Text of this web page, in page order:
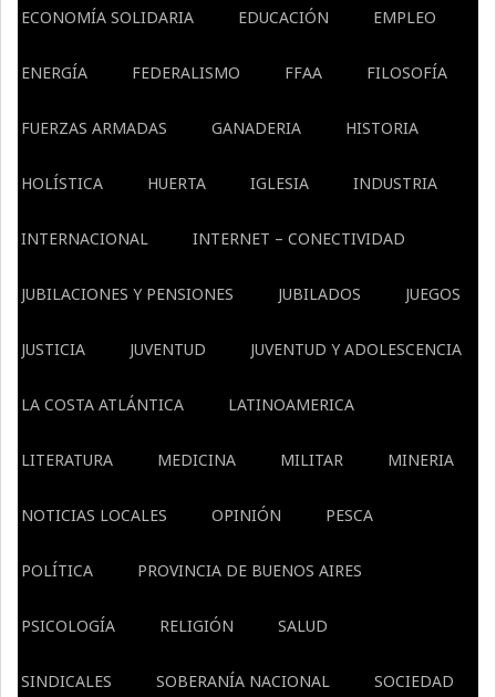
ECONOMÍA SOLIDARIA EDUCACIÓN EMPLEO
ENERGÍA FEDERALISMO FFAA FILOSOFÍA
FUERZAS ARMADAS GANADERIA HISTORIA
HOLÍSTICA HUERTA IGLESIA INDUSTRIA
INTERNACIONAL INTERNET – CONECTIVIDAD
JUBILACIONES Y PENSIONES JUBILADOS JUEGOS
JUSTICIA JUVENTUD JUVENTUD Y ADOLESCENCIA
LA COSTA ATLÁNTICA LATINOAMERICA
LITERATURA MEDICINA MILITAR MINERIA
NOTICIAS LOCALES OPINIÓN PESCA
POLÍTICA PROVINCIA DE BUENOS AIRES
PSICOLOGÍA RELIGIÓN SALUD
SINDICALES SOBERANÍA NACIONAL SOCIEDAD